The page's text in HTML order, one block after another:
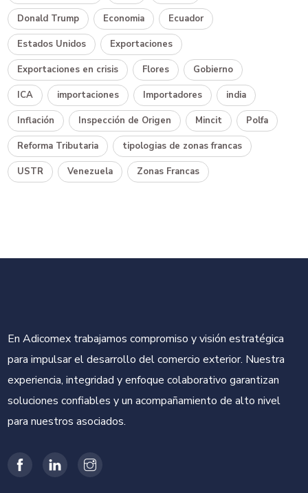
Donald Trump Economia Ecuador
Estados Unidos Exportaciones
Exportaciones en crisis Flores Gobierno
ICA importaciones Importadores india
Inflación Inspección de Origen Mincit Polfa
Reforma Tributaria tipologias de zonas francas
USTR Venezuela Zonas Francas
En Adicomex trabajamos compromiso y visión estratégica
para impulsar el desarrollo del comercio exterior. Nuestra
experiencia, integridad y enfoque colaborativo garantizan
soluciones confiables y un acompañamiento de alto nivel
para nuestros asociados.